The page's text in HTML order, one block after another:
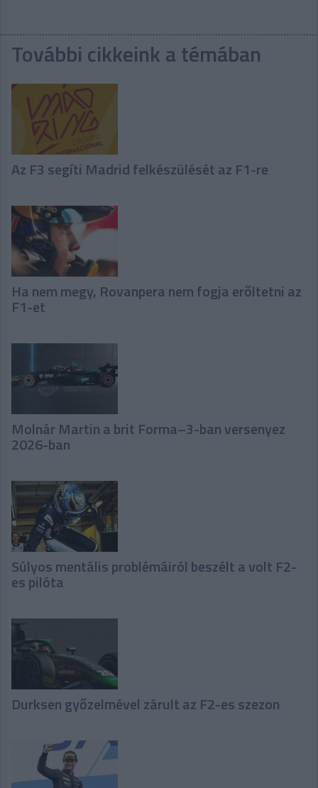
További cikkeink a témában
Az F3 segíti Madrid felkészülését az F1-re
Ha nem megy, Rovanpera nem fogja erőltetni az
F1-et
Molnár Martin a brit Forma–3-ban versenyez
2026-ban
Súlyos mentális problémáiról beszélt a volt F2-
es pilóta
Durksen győzelmével zárult az F2-es szezon